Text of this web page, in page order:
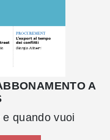
A
quando vuoi